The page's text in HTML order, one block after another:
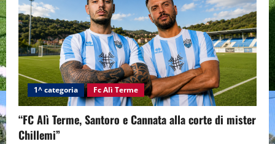
1^ categoria Fc Alì Terme
“FC Alì Terme, Santoro e Cannata alla corte di mister
Chillemi”